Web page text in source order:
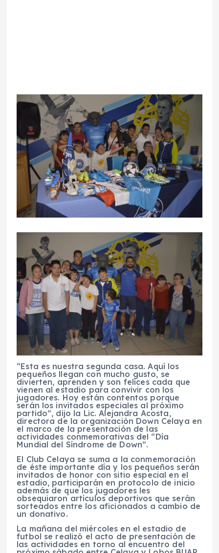
“Esta es nuestra segunda casa. Aquí los
pequeños llegan con mucho gusto, se
divierten, aprenden y son felices cada que
vienen al estadio para convivir con los
jugadores. Hoy están contentos porque
serán los invitados especiales al próximo
partido”, dijo la Lic. Alejandra Acosta,
directora de la organización Down Celaya en
el marco de la presentación de las
actividades conmemorativas del “Día
Mundial del Síndrome de Down”.
El Club Celaya se suma a la conmemoración
de éste importante día y los pequeños serán
invitados de honor con sitio especial en el
estadio, participarán en protocolo de inicio
además de que los jugadores les
obsequiaron artículos deportivos que serán
sorteados entre los aficionados a cambio de
un donativo.
La mañana del miércoles en el estadio de
futbol se realizó el acto de presentación de
las actividades en torno al encuentro del